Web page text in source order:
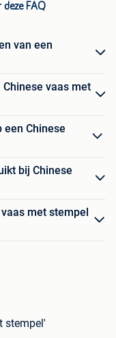
deze FAQ
van een
vaas met
een Chinese
bij Chinese
met stempel
stempel'